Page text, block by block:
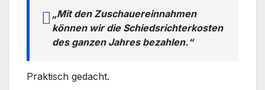
„Mit den Zuschauereinnahmen
können wir die Schiedsrichterkosten
des ganzen Jahres bezahlen.“
Praktisch gedacht.